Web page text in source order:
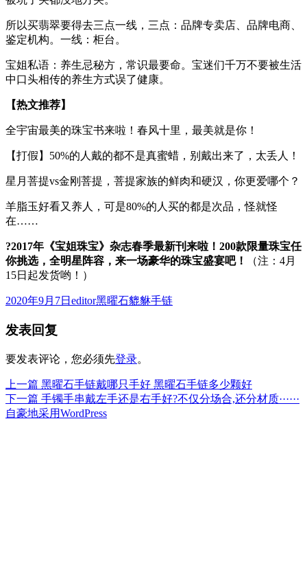
所以买翡翠要得去三点一线，三点：品牌专卖店、品牌电商、
鉴定机构。一线：柜台。
宝姐私语：养生忌秘方，常识最要命。宝迷们千万不要被生活
中口头相传的养生方式误了健康。
【热文推荐】
全宇宙最美的珠宝书来啦！春风十里，最美就是你！
【打假】50%的人戴的都不是真蜜蜡，别戴出来了，太丢人！
星月菩提vs金刚菩提，菩提家族的鲜肉和硬汉，你更爱哪个？
羊脂玉好看又养人，可是80%的人买的都是次品，怪就怪
在……
?2017年《宝姐珠宝》杂志春季最新刊来啦！200款限量珠宝任
你挑选，全明星阵容，来一场豪华的珠宝盛宴吧！
（注：4月
15日起发货哟！）
发
于
2020年9月7日 作
editor分
黑曜石貔貅手链
发表回复
要发表评论，您必须先登录。
文
章
上一篇 上
篇
文
黑曜石手链戴哪只手好 黑曜石手链多少颗好
下一篇 下
篇
手镯手串戴左手还是右手好?不仅分场合,还分材质······
自豪地采用WordPress